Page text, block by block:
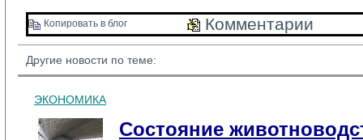
Копировать в блог Комментарии
Другие новости по теме:
ЭКОНОМИКА
Состояние